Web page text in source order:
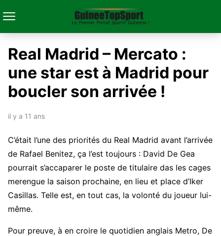
Real Madrid – Mercato :
une star est à Madrid pour
boucler son arrivée !
il y a 11 ans
C’était l’une des priorités du Real Madrid avant l’arrivée
de Rafael Benitez, ça l’est toujours : David De Gea
pourrait s’accaparer le poste de titulaire das les cages
merengue la saison prochaine, en lieu et place d’Iker
Casillas. Telle est, en tout cas, la volonté du joueur lui-
même.
Pour preuve, à en croire le quotidien anglais Metro, De